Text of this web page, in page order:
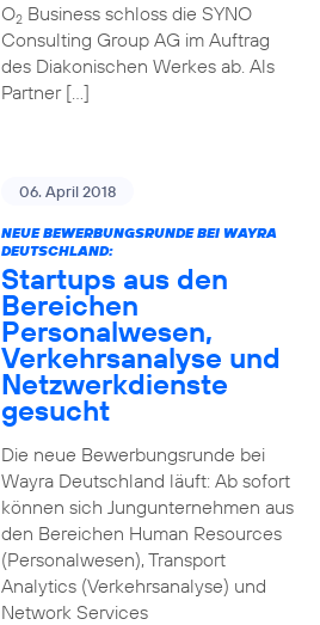
O2Business schloss die SYNO
Consulting Group AG im Auftrag
des Diakonischen Werkes ab. Als
Partner […]
06. April 2018
NEUE BEWERBUNGSRUNDE BEI WAYRA
DEUTSCHLAND:
Startups aus den
Bereichen
Personalwesen,
Verkehrsanalyse und
Netzwerkdienste
gesucht
Die neue Bewerbungsrunde bei
Wayra Deutschland läuft: Ab sofort
können sich Jungunternehmen aus
den Bereichen Human Resources
(Personalwesen), Transport
Analytics (Verkehrsanalyse) und
Network Services